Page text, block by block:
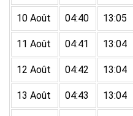
10 Août 04:40 13:05
11 Août 04:41 13:04
12 Août 04:42 13:04
13 Août 04:43 13:04